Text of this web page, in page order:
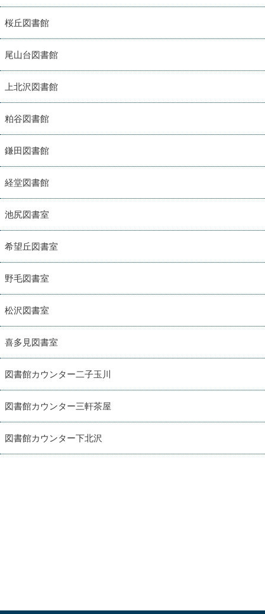
桜丘図書館
尾山台図書館
上北沢図書館
粕谷図書館
鎌田図書館
経堂図書館
池尻図書室
希望丘図書室
野毛図書室
松沢図書室
喜多見図書室
図書館カウンター二子玉川
図書館カウンター三軒茶屋
図書館カウンター下北沢